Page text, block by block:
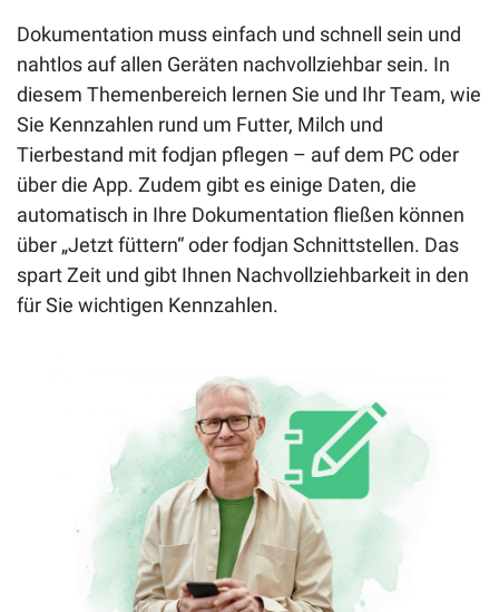
Dokumentation muss einfach und schnell sein und
nahtlos auf allen Geräten nachvollziehbar sein. In
diesem Themenbereich lernen Sie und Ihr Team, wie
Sie Kennzahlen rund um Futter, Milch und
Tierbestand mit fodjan pflegen – auf dem PC oder
über die App. Zudem gibt es einige Daten, die
automatisch in Ihre Dokumentation fließen können
über „Jetzt füttern“ oder fodjan Schnittstellen. Das
spart Zeit und gibt Ihnen Nachvollziehbarkeit in den
für Sie wichtigen Kennzahlen.